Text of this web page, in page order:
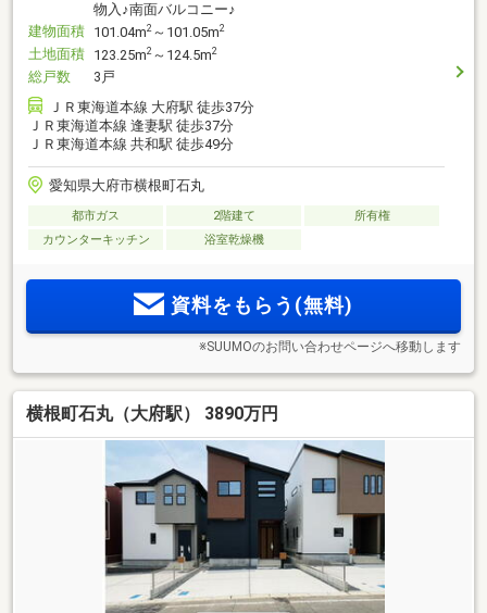
物入♪南面バルコニー♪
建物面積 101.04m2 ～101.05m2
土地面積 123.25m2 ～124.5m2
総戸数
3戸
ＪＲ東海道本線 大府駅 徒歩37分
ＪＲ東海道本線 逢妻駅 徒歩37分
ＪＲ東海道本線 共和駅 徒歩49分
愛知県大府市横根町石丸
都市ガス 2階建て
所有権
カウンターキッチン
浴室乾燥機
資料をもらう(無料)
※SUUMOのお問い合わせページへ移動します
横根町石丸（大府駅） 3890万円